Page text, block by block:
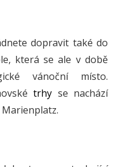
dopravit také do
která se ale v době
vánoční místo.
trhy se nachází